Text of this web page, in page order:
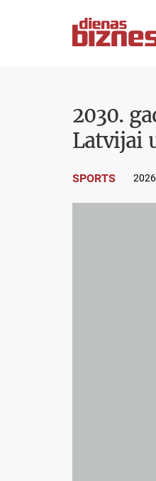
2030.
Latvijai
SPORTS